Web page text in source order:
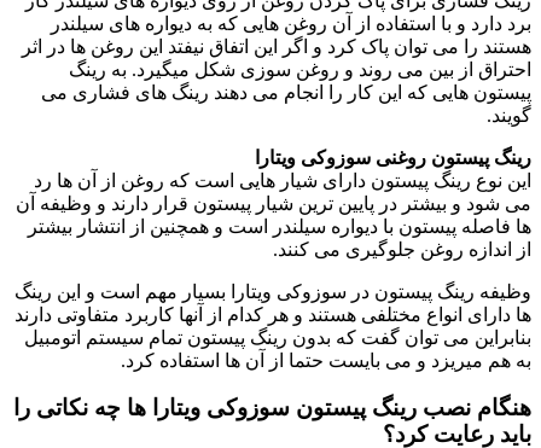
برد دارد و با استفاده از آن روغن هایی که به دیواره های سیلندر
هستند را می توان پاک کرد و اگر این اتفاق نیفتد این روغن ها در اثر
احتراق از بین می روند و روغن سوزی شکل میگیرد. به رینگ
پیستون هایی که این کار را انجام می دهند رینگ های فشاری می
گویند.
رینگ پیستون روغنی سوزوکی ویتارا
این نوع رینگ پیستون دارای شیار هایی است که روغن از آن ها رد
می شود و بیشتر در پایین ترین شیار پیستون قرار دارند و وظیفه آن
ها فاصله پیستون با دیواره سیلندر است و همچنین از انتشار بیشتر
از اندازه روغن جلوگیری می کنند.
وظیفه رینگ پیستون در سوزوکی ویتارا بسیار مهم است و این رینگ
ها دارای انواع مختلفی هستند و هر کدام از آنها کاربرد متفاوتی دارند
بنابراین می توان گفت که بدون رینگ پیستون تمام سیستم اتومبیل
به هم میریزد و می بایست حتما از آن ها استفاده کرد.
هنگام نصب رینگ پیستون سوزوکی ویتارا ها چه نکاتی را
باید رعایت کرد؟